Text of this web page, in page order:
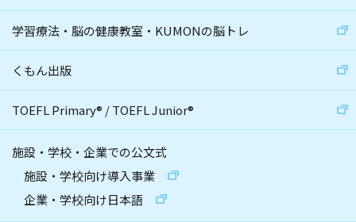
学習療法・脳の健康教室・KUMONの脳トレ
くもん出版
TOEFL Primary® /TOEFL Junior®
施設・学校・企業での公文式
施設・学校向け導入事業
企業・学校向け日本語